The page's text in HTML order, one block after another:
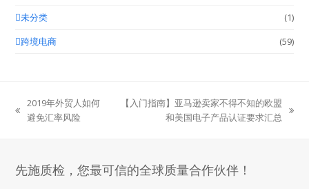
未分类
(1)
跨境电商
(59)
previous
2019年外贸人如何
避免汇率风险
【入门指南】亚马逊卖家不得不知的欧盟
和美国电子产品认证要求汇总
先施质检，您最可信的全球质量合作伙伴！